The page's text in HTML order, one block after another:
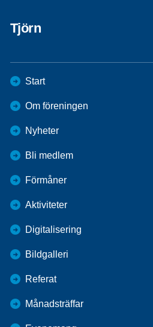
Tjörn
Start
Om föreningen
Nyheter
Bli medlem
Förmåner
Aktiviteter
Digitalisering
Bildgalleri
Referat
Månadsträffar